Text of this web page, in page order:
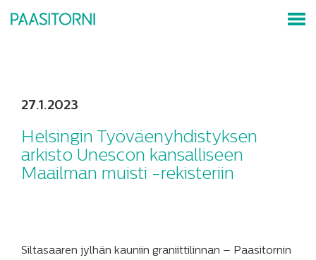
27.1.2023
Helsingin Työväenyhdistyksen
arkisto Unescon kansalliseen
Maailman muisti -rekisteriin
Siltasaaren jylhän kauniin graniittilinnan – Paasitornin